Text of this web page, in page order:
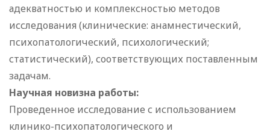
адекватностью и комплексностью методов
исследования (клинические: анамнестический,
психопатологический, психологический;
статистический), соответствующих поставленным
задачам.
Научная новизна работы:
Проведенное исследование с использованием
клинико-психопатологического и